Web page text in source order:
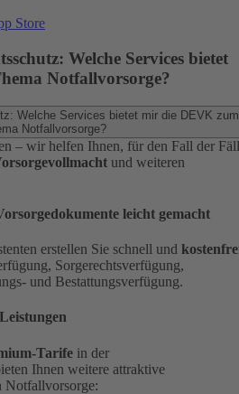
Store
Welche Services bietet
Notfallvorsorge?
Welche Services bietet mir die DEVK zum
Notfallvorsorge?
– wir helfen Ihnen, für den Fall der
und weiteren
leicht gemacht
erstellen Sie schnell und
Sorgerechtsverfügung,
und Bestattungsverfügung.
Tarife in der
Ihnen weitere attraktive
Notfallvorsorge: